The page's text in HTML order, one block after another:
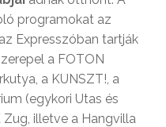
programokat az
Expresszóban tartják
a FOTON
a KUNSZT!, a
(egykori Utas és
Zug, illetve a Hangvilla